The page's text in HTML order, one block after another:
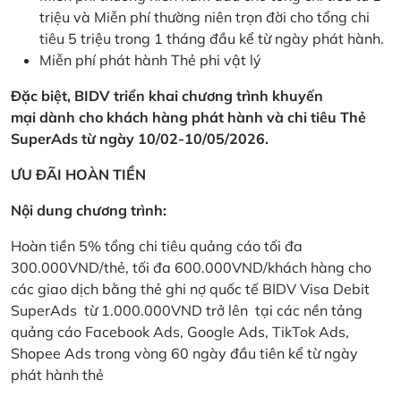
triệu và Miễn phí thường niên trọn đời cho tổng chi
tiêu 5 triệu trong 1 tháng đầu kể từ ngày phát hành.
Miễn phí phát hành Thẻ phi vật lý
Đặc biệt, BIDV triển khai chương trình khuyến
mại dành cho khách hàng phát hành và chi tiêu Thẻ
SuperAds từ ngày 10/02-10/05/2026.
ƯU ĐÃI HOÀN TIỀN
Nội dung chương trình:
Hoàn tiền 5% tổng chi tiêu quảng cáo tối đa
300.000VND/thẻ, tối đa 600.000VND/khách hàng cho
các giao dịch bằng thẻ ghi nợ quốc tế BIDV Visa Debit
SuperAds từ 1.000.000VND trở lên tại các nền tảng
quảng cáo Facebook Ads, Google Ads, TikTok Ads,
Shopee Ads trong vòng 60 ngày đầu tiên kể từ ngày
phát hành thẻ